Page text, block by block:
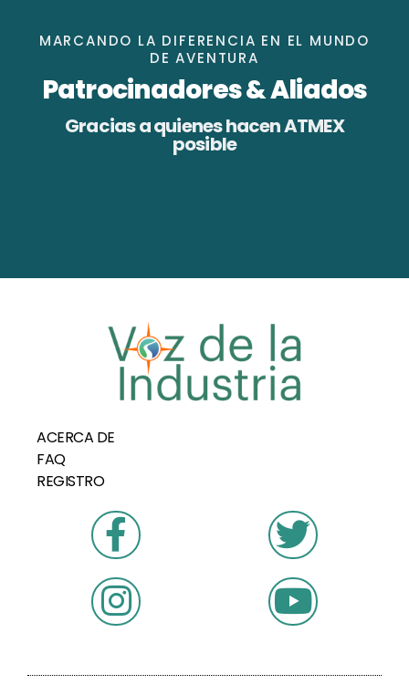
MARCANDO LA DIFERENCIA EN EL MUNDO
DE AVENTURA
Patrocinadores & Aliados
Gracias a quienes hacen ATMEX
posible
ACERCA DE
FAQ
REGISTRO